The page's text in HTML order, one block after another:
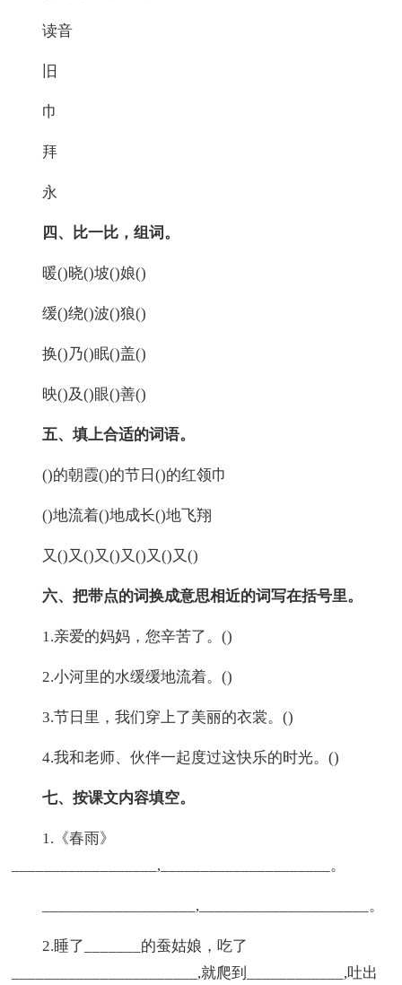
读音
旧
巾
拜
永
四、比一比，组词。
暖()晓()坡()娘()
缓()绕()波()狼()
换()乃()眠()盖()
映()及()眼()善()
五、填上合适的词语。
()的朝霞()的节日()的红领巾
()地流着()地成长()地飞翔
又()又()又()又()又()又()
六、把带点的词换成意思相近的词写在括号里。
1.亲爱的妈妈，您辛苦了。()
2.小河里的水缓缓地流着。()
3.节日里，我们穿上了美丽的衣裳。()
4.我和老师、伙伴一起度过这快乐的时光。()
七、按课文内容填空。
1.《春雨》
__________________,_____________________。
___________________,_____________________。
2.睡了_______的蚕姑娘，吃了
_______________________,就爬到____________,吐出